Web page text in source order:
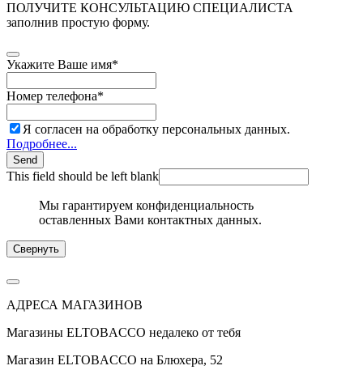
ПОЛУЧИТЕ КОНСУЛЬТАЦИЮ СПЕЦИАЛИСТА
заполнив простую форму.
Укажите Ваше имя*
Номер телефона*
Я согласен на обработку персональных данных.
Подробнее...
Send
This field should be left blank
Мы гарантируем конфиденциальность
оставленных Вами контактных данных.
Свернуть
АДРЕСА МАГАЗИНОВ
Магазины ELTOBACCO недалеко от тебя
Магазин ELTOBACCO на Блюхера, 52